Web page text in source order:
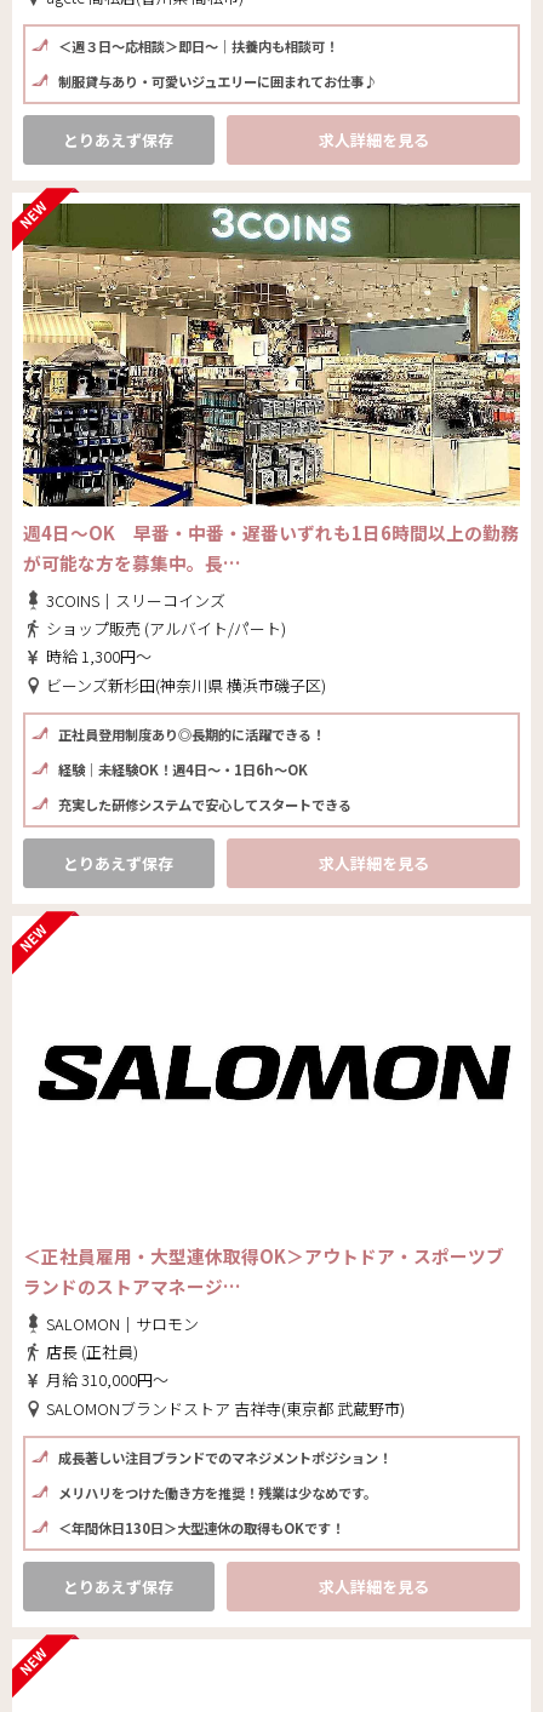
＜週３日～応相談＞即日～｜扶養内も相談可！
制服貸与あり・可愛いジュエリーに囲まれてお仕事♪
とりあえず保存 求人詳細を見る
週4日～OK 早番・中番・遅番いずれも1日6時間以上の勤務
が可能な方を募集中。長…
3COINS｜スリーコインズ
ショップ販売 (アルバイト/パート)
時給 1,300円～
ビーンズ新杉田(神奈川県 横浜市磯子区)
正社員登用制度あり◎長期的に活躍できる！
経験｜未経験OK！週4日～・1日6h～OK
充実した研修システムで安心してスタートできる
とりあえず保存 求人詳細を見る
＜正社員雇用・大型連休取得OK＞アウトドア・スポーツブ
ランドのストアマネージ…
SALOMON｜サロモン
店長 (正社員)
月給 310,000円～
SALOMONブランドストア 吉祥寺(東京都 武蔵野市)
成長著しい注目ブランドでのマネジメントポジション！
メリハリをつけた働き方を推奨！残業は少なめです。
＜年間休日130日＞大型連休の取得もOKです！
とりあえず保存 求人詳細を見る